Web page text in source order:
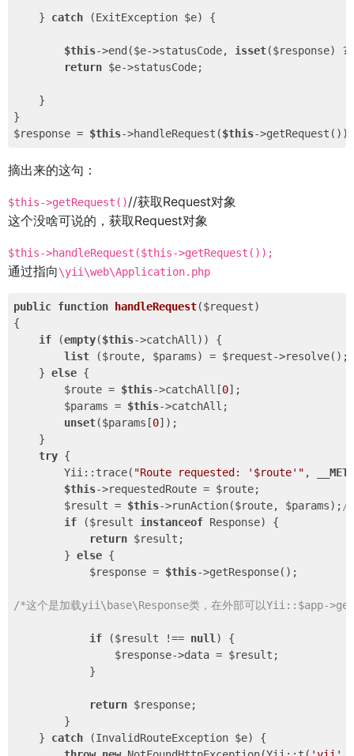
    }
catch (ExitException $e) {
$this->end($e->statusCode, isset($response)
return $e->statusCode;
    }
}
$response = $this->handleRequest($this
摘出来的这句：
$this->getRequest()//获取Request对象
这个没啥可说的，获取Request对象
$this->handleRequest($this->getRequest());
通过指向\yii\web\Application.php
public function handleRequest($request)
{
if (empty($this->catchAll)) {
list ($route, $params) = $request->resolve();
    }
else {
        $route =
$this->catchAll[0];
        $params =
$this->catchAll;
unset($params[0]);
    }
try {
        Yii::trace(
"Route requested: '$route'" ,
$this->requestedRoute = $route;
        $result =
$this->runAction($route, $params); //
if ($result instanceof Response) {
return $result;
        }
else {
            $response =
$this->getResponse();
/*这个是加载yii\base\Response类，在外部可以Yii::$app-
if ($result !== null ) {
                $response->data = $result;
            }
return $response;
        }
    }
catch (InvalidRouteException $e) {